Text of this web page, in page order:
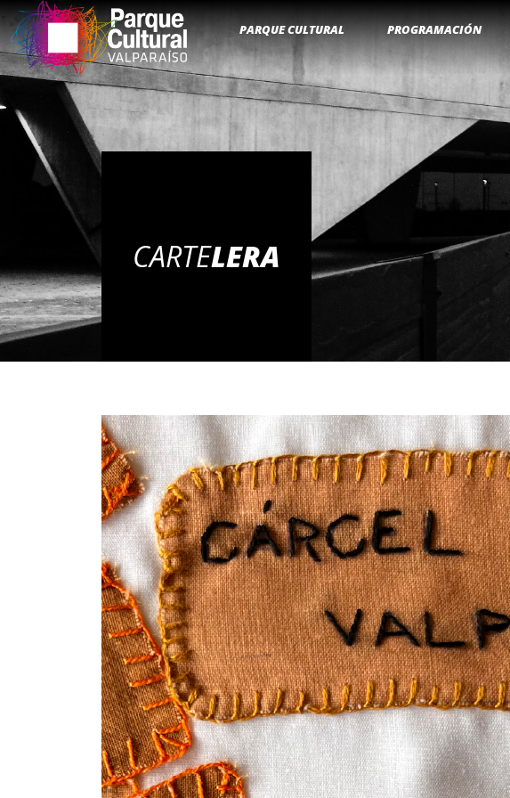
PARQUE CULTURAL PROGRAMACIÓN
CARTELERA